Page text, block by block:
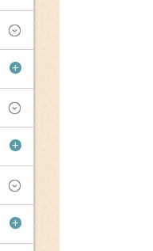
+
+
+